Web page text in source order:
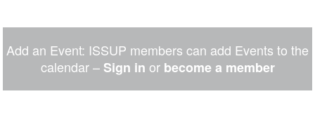
Messenger
Add an Event: ISSUP members can add Events to the
calendar – Sign in or become a member